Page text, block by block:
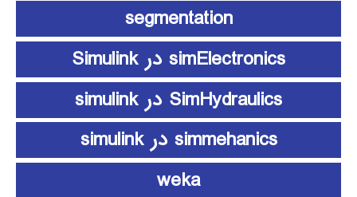
segmentation
simElectronics در Simulink
SimHydraulics در simulink
simmehanics در simulink
weka